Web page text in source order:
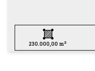
230.000,00 m 2